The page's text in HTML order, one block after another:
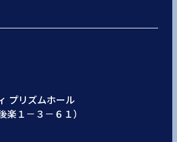
プリズムホール
楽１－３－６１）